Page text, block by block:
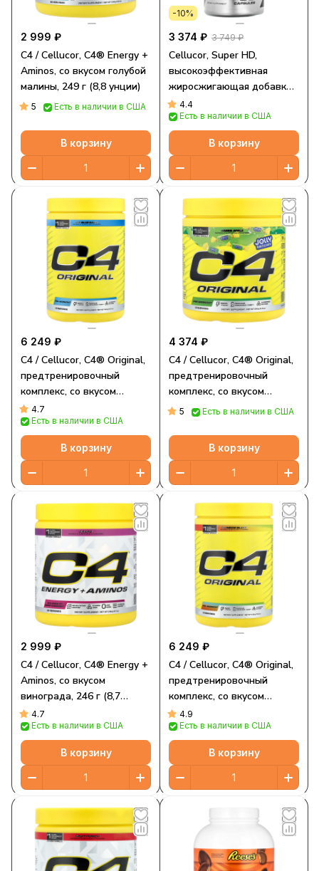
2 999 ₽
C4 / Cellucor, C4® Energy +
Aminos, со вкусом голубой
малины, 249 г (8,8 унции)
5 Есть в наличии в США
В корзину
-10%
3 374 ₽ 3 749 ₽
Cellucor, Super HD,
высокоэффективная
жиросжигающая добавка,
60 капсул
4.4
Есть в наличии в США
В корзину
6 249 ₽
C4 / Cellucor, C4® Original,
предтренировочный
комплекс, со вкусом
голубой малины, 445 г
(15,7 унции)
4.7
Есть в наличии в США
В корзину
4 374 ₽
C4 / Cellucor, C4® Original,
предтренировочный
комплекс, со вкусом
зеленого яблока, 249 г (8,8
5 Есть в наличии в США
В корзину
2 999 ₽
C4 / Cellucor, C4® Energy +
Aminos, со вкусом
винограда, 246 г (8,7
унции)
4.7
Есть в наличии в США
В корзину
6 249 ₽
C4 / Cellucor, C4® Original,
предтренировочный
комплекс, со вкусом
радуги, 435 г (15,3 унции)
4.9
Есть в наличии в США
В корзину